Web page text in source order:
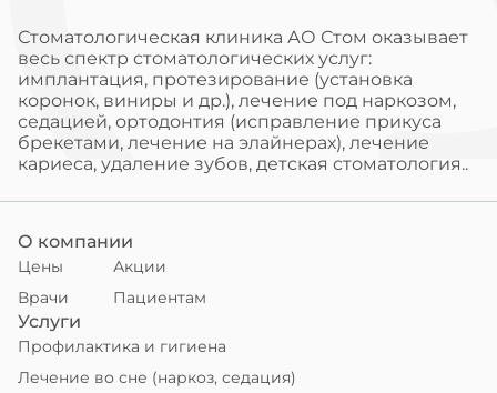
Стоматологическая клиника АО Стом оказывает
весь спектр стоматологических услуг:
имплантация, протезирование (установка
коронок, виниры и др.), лечение под наркозом,
седацией, ортодонтия (исправление прикуса
брекетами, лечение на элайнерах), лечение
кариеса, удаление зубов, детская стоматология..
О компании
Цены
Акции
Врачи
Пациентам
Услуги
Профилактика и гигиена
Лечение во сне (наркоз, седация)